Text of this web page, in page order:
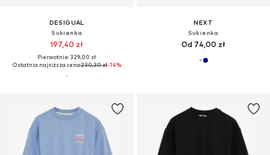
DESIGUAL
Sukienka
197,40 zł
Pierwotnie: 329,00 zł
Ostatnia najniższa cena:230,30 zł-14%
NEXT
Sukienka
Od 74,00 zł